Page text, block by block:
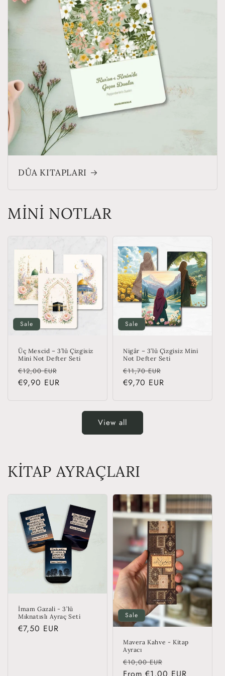
DÛA KITAPLARI
MİNİ NOTLAR
Sale
Üç Mescid – 3’lü Çizgisiz
Mini Not Defter Seti
Regular
price
€12,00 EUR
€9,90 EUR
Sale
Nigâr – 3’lü Çizgisiz Mini
Not Defter Seti
Regular
price
€11,70 EUR
€9,70 EUR
View all
KİTAP AYRAÇLARI
İmam Gazali - 3’lü
Mıknatıslı Ayraç Seti
Regular
€7,50 EUR
Sale
Mavera Kahve - Kitap
Ayracı
Regular
price
€10,00 EUR
price
From €1,00 EUR